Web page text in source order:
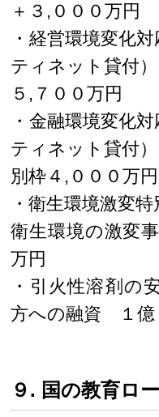
＋３,０００万円
・経営環境変化
ティネット貸付
５,７００万円
・金融環境変化
ティネット貸付
別枠４,０００万円
・衛生環境激変
衛生環境の激変
万円
・引火性溶剤の
方への融資 １億
９. 国の教育ロ